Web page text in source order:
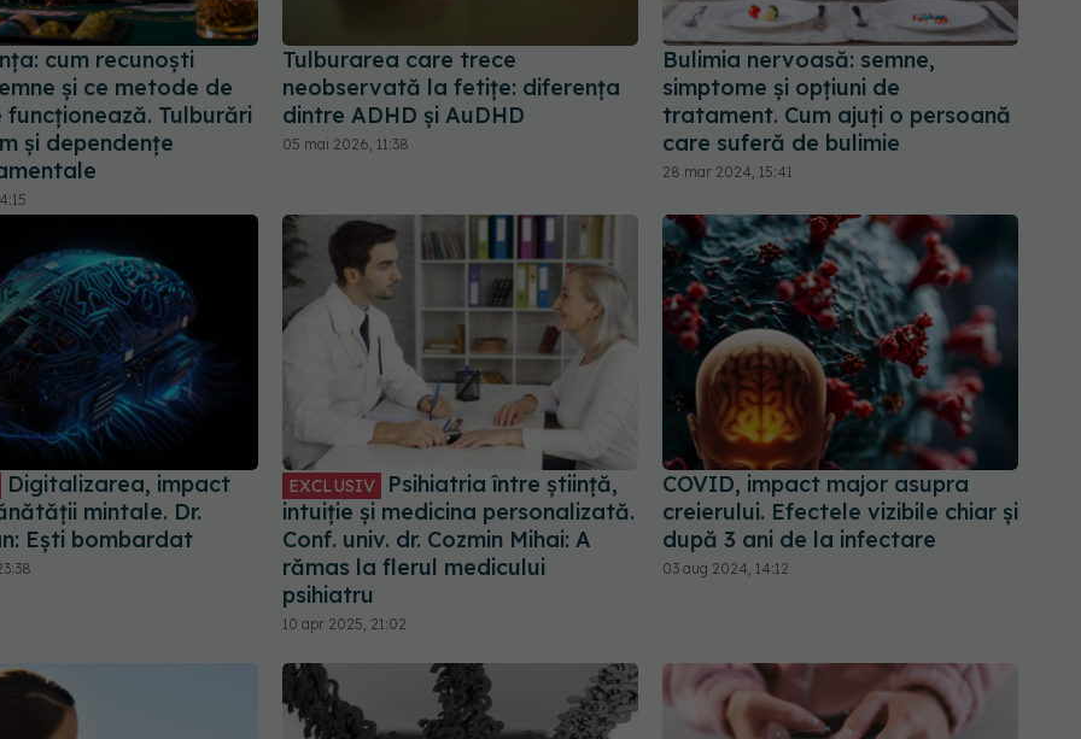
cum recunoști
și ce metode de
funcționează. Tulburări
și dependențe
Tulburarea care trece
neobservată la fetițe: diferența
dintre ADHD și AuDHD
05 mai 2026, 11:38
Bulimia nervoasă: semne,
simptome și opțiuni de
tratament. Cum ajuți o persoană
care suferă de bulimie
28 mar 2024, 15:41
Digitalizarea, impact
mintale. Dr.
Ești bombardat
EXCLUSIV
Psihiatria între știință,
intuiție și medicina personalizată.
Conf. univ. dr. Cozmin Mihai: A
rămas la flerul medicului
psihiatru
10 apr 2025, 21:02
COVID, impact major asupra
creierului. Efectele vizibile chiar și
după 3 ani de la infectare
03 aug 2024, 14:12